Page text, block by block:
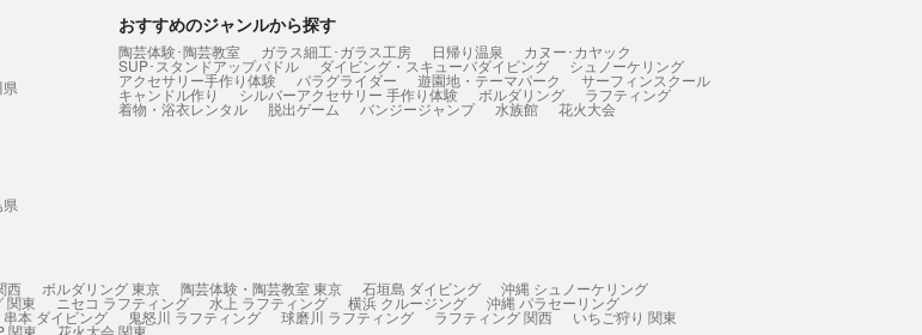
県
おすすめのジャンルから探す
陶芸体験･陶芸教室 ガラス細工･ガラス工房 日帰り温泉 カヌー･カヤック
SUP･スタンドアップパドル ダイビング・スキューバダイビング シュノーケリング
アクセサリー手作り体験 パラグライダー 遊園地・テーマパーク サーフィンスクール
キャンドル作り シルバーアクセサリー 手作り体験 ボルダリング ラフティング
着物・浴衣レンタル 脱出ゲーム バンジージャンプ 水族館 花火大会
西 ボルダリング 東京 陶芸体験・陶芸教室 東京 石垣島 ダイビング 沖縄 シュノーケリング
関東 ニセコ ラフティング 水上 ラフティング 横浜 クルージング 沖縄 パラセーリング
串本 ダイビング 鬼怒川 ラフティング 球磨川 ラフティング ラフティング 関西 いちご狩り 関東
関東 花火大会 関東